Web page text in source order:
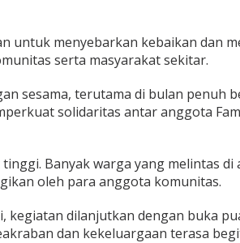
untuk menyebarkan kebaikan dan
serta masyarakat sekitar.
sesama, terutama di bulan penuh
solidaritas antar anggota
Banyak warga yang melintas di
oleh para anggota komunitas.
kegiatan dilanjutkan dengan buka
dan kekeluargaan terasa